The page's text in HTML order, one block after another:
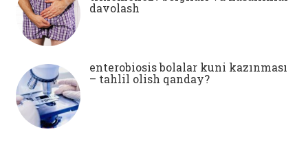
davolash
enterobiosis bolalar kuni kazınması
– tahlil olish qanday?